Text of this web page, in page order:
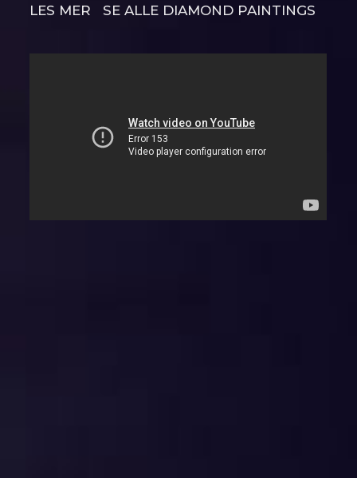
LES MER SE ALLE DIAMOND PAINTINGS